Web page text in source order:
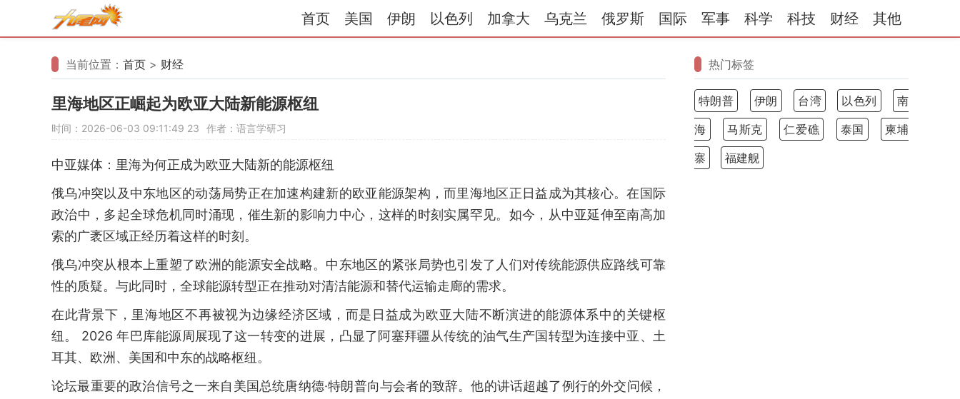
首页 美国 伊朗 以色列 加拿大 乌克兰 俄罗斯 国际 军事 科学 科技 财经 其他
当前位置： 首页 > 财经
里海地区正崛起为欧亚大陆新能源枢纽
时间：2026-06-03 09:11:49 23 作者：语言学研习
中亚媒体：里海为何正成为欧亚大陆新的能源枢纽
俄乌冲突以及中东地区的动荡局势正在加速构建新的欧亚能源架构，而里海地区正日益成为其核心。在国际
政治中，多起全球危机同时涌现，催生新的影响力中心，这样的时刻实属罕见。如今，从中亚延伸至南高加
索的广袤区域正经历着这样的时刻。
俄乌冲突从根本上重塑了欧洲的能源安全战略。中东地区的紧张局势也引发了人们对传统能源供应路线可靠
性的质疑。与此同时，全球能源转型正在推动对清洁能源和替代运输走廊的需求。
在此背景下，里海地区不再被视为边缘经济区域，而是日益成为欧亚大陆不断演进的能源体系中的关键枢
纽。 2026 年巴库能源周展现了这一转变的进展，凸显了阿塞拜疆从传统的油气生产国转型为连接中亚、土
耳其、欧洲、美国和中东的战略枢纽。
论坛最重要的政治信号之一来自美国总统唐纳德·特朗普向与会者的致辞。他的讲话超越了例行的外交问候，
热门标签
特朗普 伊朗 台湾 以色列
南
海
马斯克 仁爱礁 泰国
柬埔
寨
福建舰